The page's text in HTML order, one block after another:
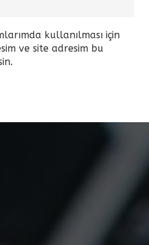
kullanılması için
ve site adresim bu